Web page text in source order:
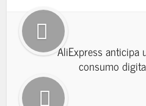
AliExpress anticipa
consumo